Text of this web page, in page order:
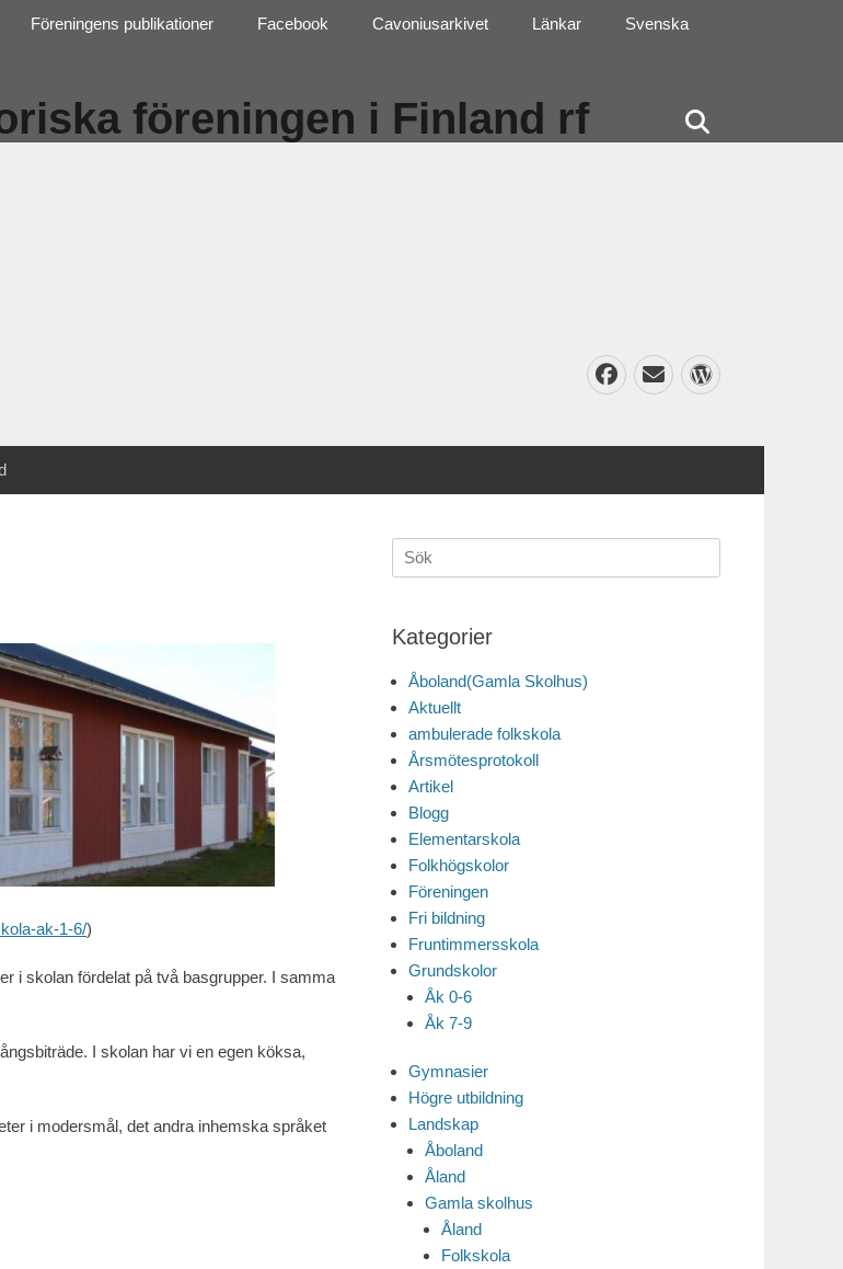
föreningen i Finland rf
Facebook
E-
post
Föreningens publikationer Facebook Cavoniusarkivet Länkar Svenska
ak-1-6/)
i skolan fördelat på två basgrupper. I samma
I skolan har vi en egen köksa,
i modersmål, det andra inhemska språket
Sök
efter:
Kategorier
Åboland(Gamla Skolhus)
Aktuellt
ambulerade folkskola
Årsmötesprotokoll
Artikel
Blogg
Elementarskola
Folkhögskolor
Föreningen
Fri bildning
Fruntimmersskola
Grundskolor
Åk 0-6
Åk 7-9
Gymnasier
Högre utbildning
Landskap
Åboland
Åland
Gamla skolhus
Åland
Folkskola